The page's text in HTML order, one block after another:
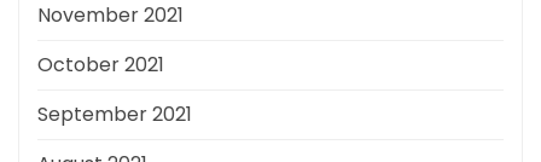
November 2021
October 2021
September 2021